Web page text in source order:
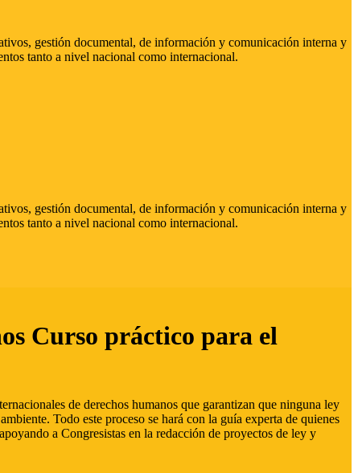
gestión documental, de información y comunicación interna y
tanto a nivel nacional como internacional.
gestión documental, de información y comunicación interna y
tanto a nivel nacional como internacional.
Curso práctico para el
de derechos humanos que garantizan que ninguna ley
Todo este proceso se hará con la guía experta de quienes
a Congresistas en la redacción de proyectos de ley y